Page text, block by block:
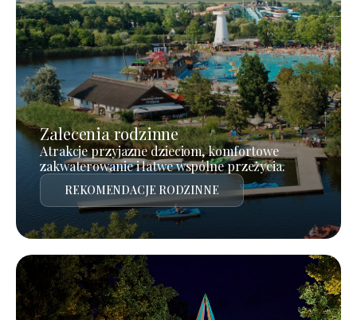
Zalecenia rodzinne
Atrakcje przyjazne dzieciom, komfortowe
zakwaterowanie i łatwe wspólne przeżycia.
REKOMENDACJE RODZINNE